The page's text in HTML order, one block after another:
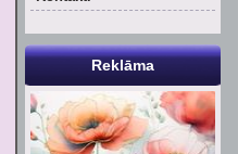
Reklāma